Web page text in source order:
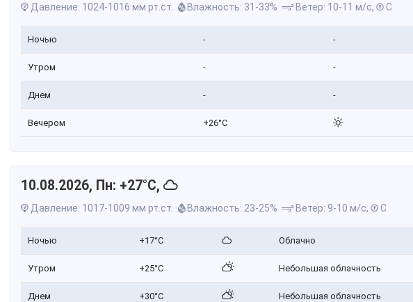
Давление: 1024-1016 мм рт.ст. Влажность: 31-33% Ветер: 10-11 м/с, С
Ночью - -
Утром - -
Днем - -
Вечером +26°C
10.08.2026, Пн: +27°C,
Давление: 1017-1009 мм рт.ст. Влажность: 23-25% Ветер: 9-10 м/с, С
Ночью +17°C Облачно
Утром +25°C Небольшая облачность
Днем +30°C Небольшая облачность